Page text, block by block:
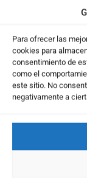
Para ofrecer las
cookies para
consentimiento de
como el
este sitio. No
negativamente a
precio no es
El
impecable en
para los
para que el
del precio